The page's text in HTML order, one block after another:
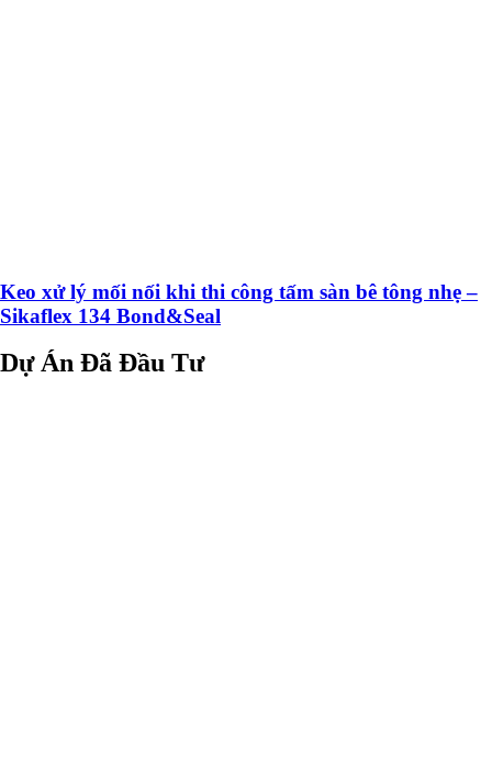
Keo xử lý mối nối khi thi công tấm sàn bê tông nhẹ –
Sikaflex 134 Bond&Seal
Dự Án Đã Đầu Tư